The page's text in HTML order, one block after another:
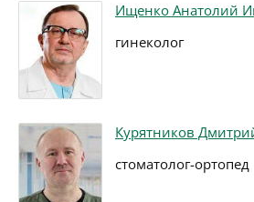
Ищенко Анатолий
гинеколог
Курятников
стоматолог-ортопед